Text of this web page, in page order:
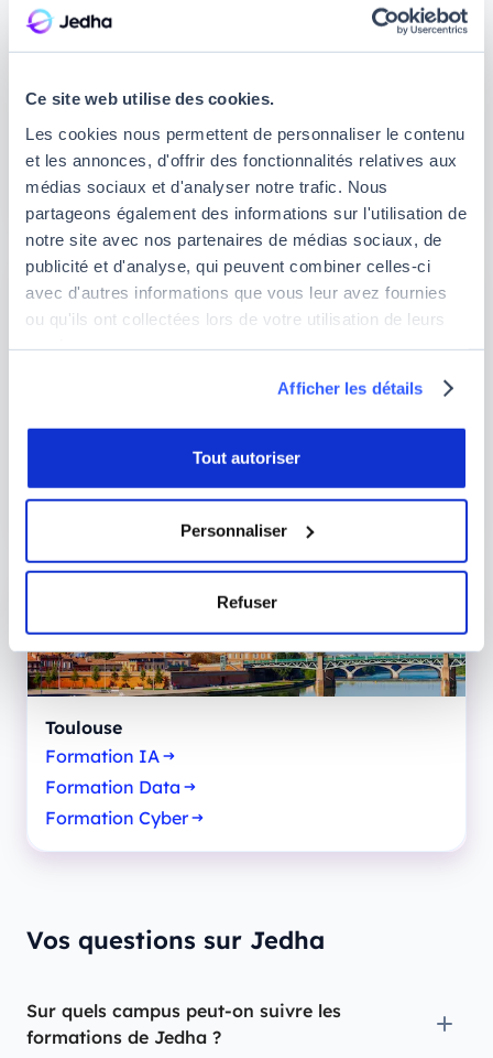
Ce site web utilise des cookies.
Les cookies nous permettent de personnaliser le contenu
et les annonces, d'offrir des fonctionnalités relatives aux
médias sociaux et d'analyser notre trafic. Nous
partageons également des informations sur l'utilisation de
notre site avec nos partenaires de médias sociaux, de
publicité et d'analyse, qui peuvent combiner celles-ci
avec d'autres informations que vous leur avez fournies
ou qu'ils ont collectées lors de votre utilisation de leurs
Afficher les détails
Tout autoriser
Personnaliser
Refuser
Rennes
Formation IA
Formation Data
Formation Cyber
Formation Cyber
Toulouse
Formation IA
Formation Data
Formation Cyber
Vos questions sur Jedha
Sur quels campus peut-on suivre les
formations de Jedha ?